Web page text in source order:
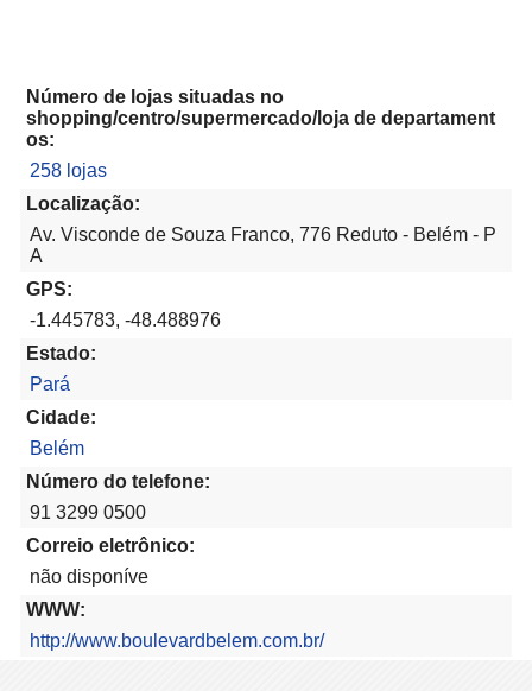
Número de lojas situadas no
shopping/centro/supermercado/loja de departament
os:
258 lojas
Localização:
Av. Visconde de Souza Franco, 776 Reduto - Belém - P
A
GPS:
-1.445783, -48.488976
Estado:
Pará
Cidade:
Belém
Número do telefone:
91 3299 0500
Correio eletrônico:
não disponíve
WWW:
http://www.boulevardbelem.com.br/